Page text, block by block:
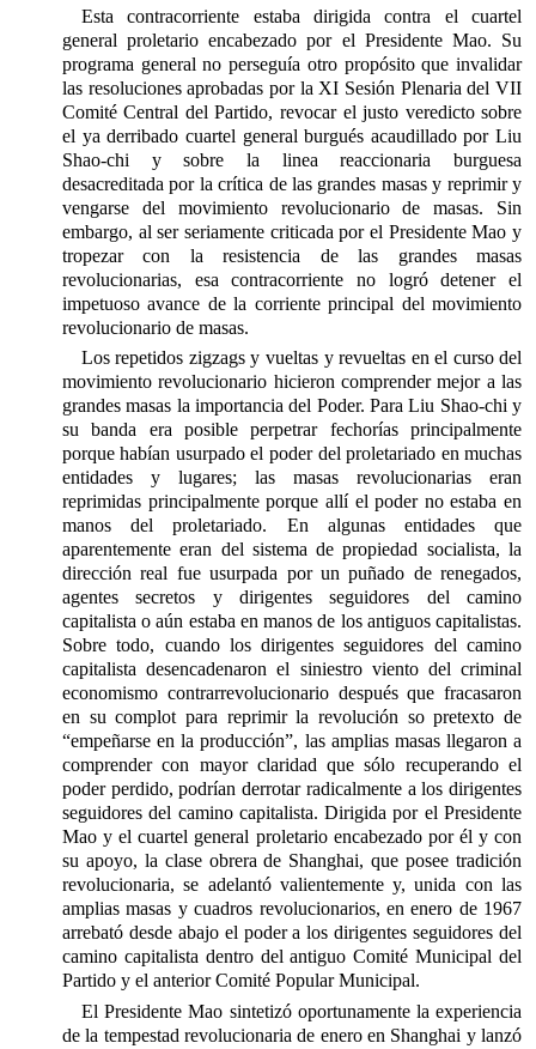
Esta contracorriente estaba dirigida contra el cuartel
general proletario encabezado por el Presidente Mao. Su
programa general no perseguía otro propósito que invalidar
las resoluciones aprobadas por la XI Sesión Plenaria del VII
Comité Central del Partido, revocar el justo veredicto sobre
el ya derribado cuartel general burgués acaudillado por Liu
Shao-chi y sobre la linea reaccionaria burguesa
desacreditada por la crítica de las grandes masas y reprimir y
vengarse del movimiento revolucionario de masas. Sin
embargo, al ser seriamente criticada por el Presidente Mao y
tropezar con la resistencia de las grandes masas
revolucionarias, esa contracorriente no logró detener el
impetuoso avance de la corriente principal del movimiento
revolucionario de masas.
Los repetidos zigzags y vueltas y revueltas en el curso del
movimiento revolucionario hicieron comprender mejor a las
grandes masas la importancia del Poder. Para Liu Shao-chi y
su banda era posible perpetrar fechorías principalmente
porque habían usurpado el poder del proletariado en muchas
entidades y lugares; las masas revolucionarias eran
reprimidas principalmente porque allí el poder no estaba en
manos del proletariado. En algunas entidades que
aparentemente eran del sistema de propiedad socialista, la
dirección real fue usurpada por un puñado de renegados,
agentes secretos y dirigentes seguidores del camino
capitalista o aún estaba en manos de los antiguos capitalistas.
Sobre todo, cuando los dirigentes seguidores del camino
capitalista desencadenaron el siniestro viento del criminal
economismo contrarrevolucionario después que fracasaron
en su complot para reprimir la revolución so pretexto de
“empeñarse en la producción”, las amplias masas llegaron a
comprender con mayor claridad que sólo recuperando el
poder perdido, podrían derrotar radicalmente a los dirigentes
seguidores del camino capitalista. Dirigida por el Presidente
Mao y el cuartel general proletario encabezado por él y con
su apoyo, la clase obrera de Shanghai, que posee tradición
revolucionaria, se adelantó valientemente y, unida con las
amplias masas y cuadros revolucionarios, en enero de 1967
arrebató desde abajo el poder a los dirigentes seguidores del
camino capitalista dentro del antiguo Comité Municipal del
Partido y el anterior Comité Popular Municipal.
El Presidente Mao sintetizó oportunamente la experiencia
de la tempestad revolucionaria de enero en Shanghai y lanzó